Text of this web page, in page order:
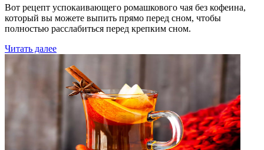
Вот рецепт успокаивающего ромашкового чая без кофеина,
который вы можете выпить прямо перед сном, чтобы
полностью расслабиться перед крепким сном.
Читать далее